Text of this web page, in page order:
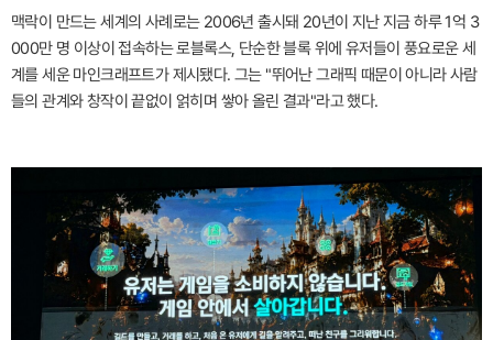
맥락이 만드는 세계의 사례로는 2006년 출시돼 20년이 지난 지금 하루 1억 3
000만 명 이상이 접속하는 로블록스, 단순한 블록 위에 유저들이 풍요로운 세
계를 세운 마인크래프트가 제시됐다. 그는 "뛰어난 그래픽 때문이 아니라 사람
들의 관계와 창작이 끝없이 얽히며 쌓아 올린 결과"라고 했다.